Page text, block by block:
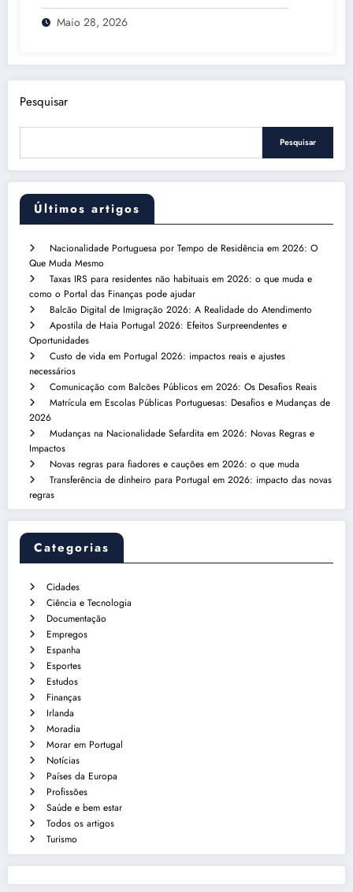
Maio 28, 2026
Pesquisar
Pesquisar
Últimos artigos
Nacionalidade Portuguesa por Tempo de Residência em 2026: O
Que Muda Mesmo
Taxas IRS para residentes não habituais em 2026: o que muda e
como o Portal das Finanças pode ajudar
Balcão Digital de Imigração 2026: A Realidade do Atendimento
Apostila de Haia Portugal 2026: Efeitos Surpreendentes e
Oportunidades
Custo de vida em Portugal 2026: impactos reais e ajustes
necessários
Comunicação com Balcões Públicos em 2026: Os Desafios Reais
Matrícula em Escolas Públicas Portuguesas: Desafios e Mudanças de
2026
Mudanças na Nacionalidade Sefardita em 2026: Novas Regras e
Impactos
Novas regras para fiadores e cauções em 2026: o que muda
Transferência de dinheiro para Portugal em 2026: impacto das novas
regras
Categorias
Cidades
Ciência e Tecnologia
Documentação
Empregos
Espanha
Esportes
Estudos
Finanças
Irlanda
Moradia
Morar em Portugal
Notícias
Países da Europa
Profissões
Saúde e bem estar
Todos os artigos
Turismo